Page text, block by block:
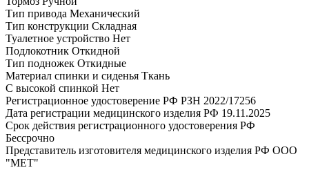
Тип привода Механический
Тип конструкции Складная
Туалетное устройство Нет
Подлокотник Откидной
Тип подножек Откидные
Материал спинки и сиденья Ткань
С высокой спинкой Нет
Регистрационное удостоверение РФ РЗН 2022/17256
Дата регистрации медицинского изделия РФ 19.11.2025
Срок действия регистрационного удостоверения РФ
Бессрочно
Представитель изготовителя медицинского изделия РФ ООО
"МЕТ"